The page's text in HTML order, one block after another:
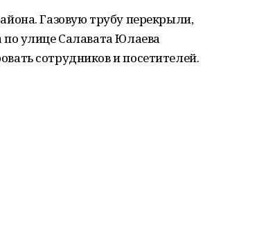
Газовую трубу перекрыли,
улице Салавата Юлаева
сотрудников и посетителей.